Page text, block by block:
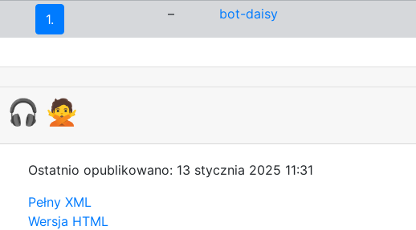
1. – bot-daisy
| 🎧 🙅
Ostatnio opublikowano: 13 stycznia 2025 11:31
Pełny XML
Wersja HTML